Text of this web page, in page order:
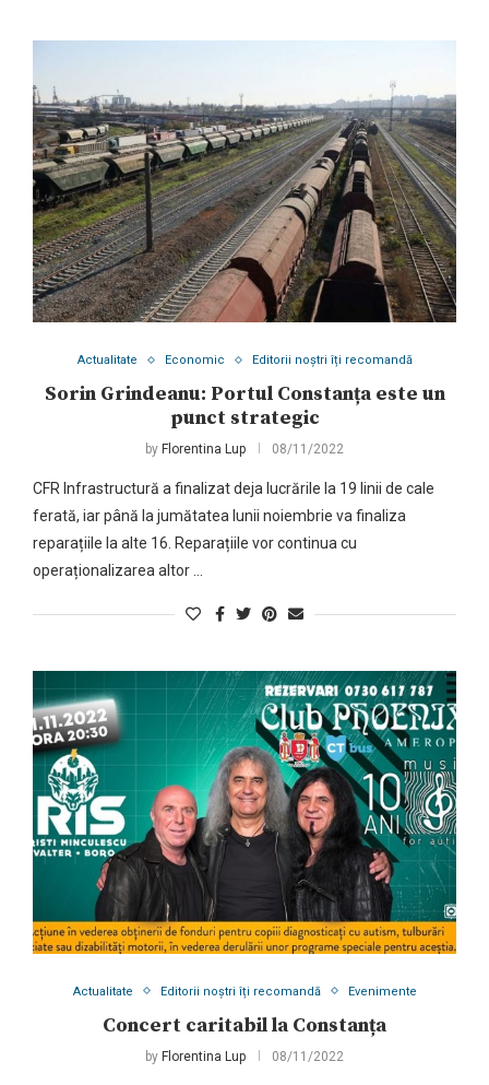
Actualitate Economic Editorii noștri îți recomandă
Sorin Grindeanu: Portul Constanța este un
punct strategic
by Florentina Lup 08/11/2022
CFR Infrastructură a finalizat deja lucrările la 19 linii de cale
ferată, iar până la jumătatea lunii noiembrie va finaliza
reparațiile la alte 16. Reparațiile vor continua cu
operaționalizarea altor …
Actualitate Editorii noștri îți recomandă Evenimente
Concert caritabil la Constanța
by Florentina Lup 08/11/2022